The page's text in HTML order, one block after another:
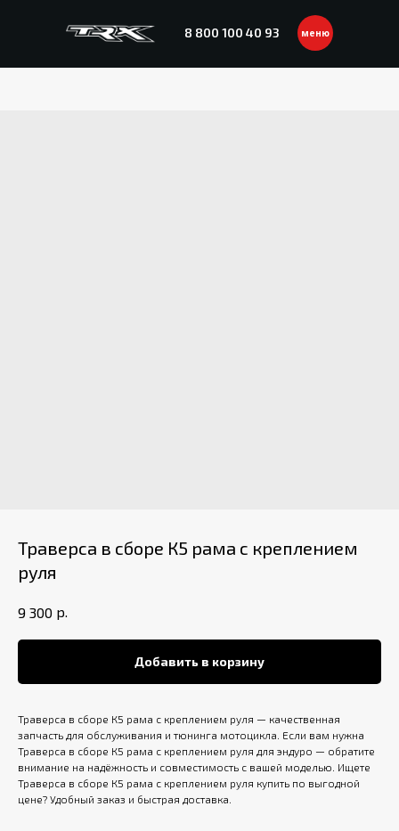
8 800 100 40 93 меню
Траверса в сборе К5 рама с креплением
руля
9 300 р.
Добавить в корзину
Траверса в сборе К5 рама с креплением руля — качественная
запчасть для обслуживания и тюнинга мотоцикла. Если вам нужна
Траверса в сборе К5 рама с креплением руля для эндуро — обратите
внимание на надёжность и совместимость с вашей моделью. Ищете
Траверса в сборе К5 рама с креплением руля купить по выгодной
цене? Удобный заказ и быстрая доставка.